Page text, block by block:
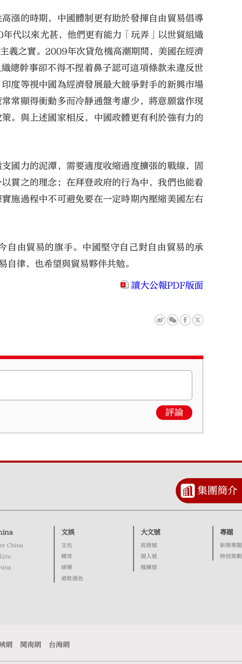
漲的時期，中國體制更有助於發揮自由貿易倡導
代以來尤甚，他們更有能力「玩弄」以世貿組織
義之實。2009年次貸危機高潮期間，美國在經濟
總幹事卻不得不捏着鼻子認可這項條款未違反世
度等視中國為經濟發展最大競爭對手的新興市場
常顯得衝動多而冷靜通盤考慮少，將意願當作現
。與上述國家相反，中國政體更有利於強有力的
國力的泥潭，需要適度收縮過度擴張的戰線，固
貫之的理念；在拜登政府的行為中，我們也能看
施過程中不可避免要在一定時期內壓縮美國左右
自由貿易的旗手。中國堅守自己對自由貿易的承
律，也希望與貿易夥伴共勉。
讀大公報PDF版面
評論
集團簡介
China
文娛
文化
體育
娛樂
港飲港色
大文號
政務號
個人號
機構號
專題
新聞專題
特別策劃
網 閩南網 台海網